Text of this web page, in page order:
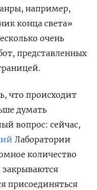
например,
конца света»
очень
представленных
что происходит
думать
вопрос: сейчас,
Лаборатории
количество
закрываются
присоединяться